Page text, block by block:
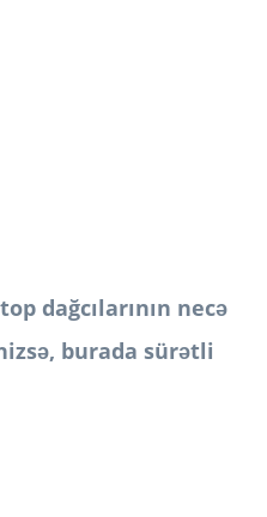
dağcılarının necə
burada sürətli